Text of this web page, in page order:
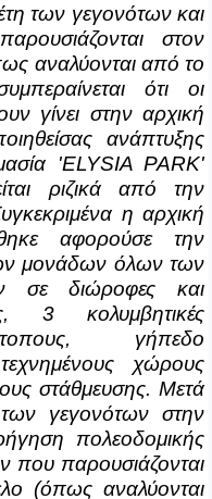
των γεγονότων και
στον
αναλύονται από το
ότι οι
γίνει στην αρχική
ανάπτυξης
'ELYSIA PARK'
ριζικά από την
η αρχική
αφορούσε την
μονάδων όλων των
σε διώροφες και
3 κολυμβητικές
γήπεδο
χώρους
στάθμευσης. Μετά
γεγονότων στην
πολεοδομικής
που παρουσιάζονται
(όπως αναλύονται